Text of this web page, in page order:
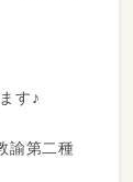
す♪
一種 幼稚園教諭第二種